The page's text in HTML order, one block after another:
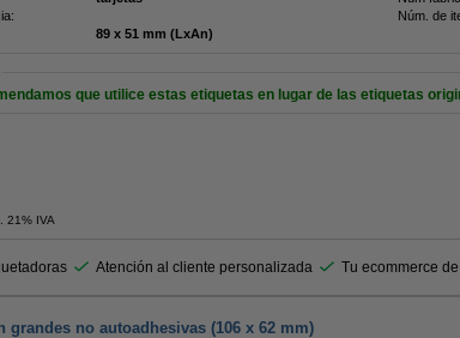
Núm. de
89 x 51 mm (LxAn)
que utilice estas etiquetas en lugar de las etiquetas
21% IVA
Atención al cliente personalizada Tu ecommerce
grandes no autoadhesivas (106 x 62 mm)